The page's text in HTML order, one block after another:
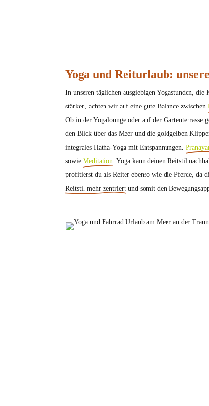
Yoga und Reiturlaub:
In unseren täglichen ausgiebigen Yogastunden,
stärken, achten wir auf eine gute Balance zwischen
Ob in der Yogalounge oder auf der Gartenterrasse
den Blick über das Meer und die goldgelben
integrales Hatha-Yoga mit Entspannungen,
sowieMeditation. Yoga kann deinen Reitstil
profitierst du als Reiter ebenso wie die Pferde, da
Reitstil mehr zentriert und somit den